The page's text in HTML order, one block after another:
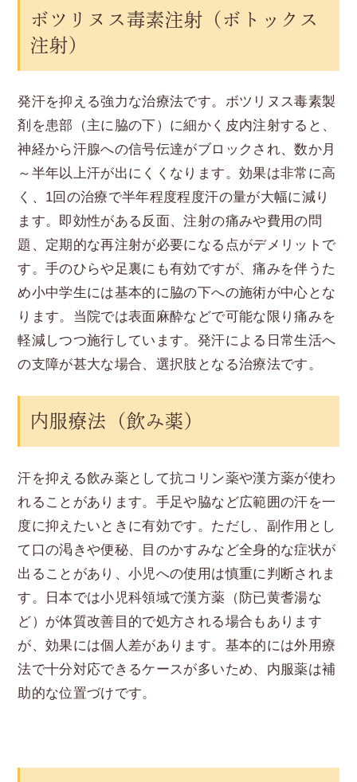
ボツリヌス毒素注射（ボトックス
注射）
発汗を抑える強力な治療法です。ボツリヌス毒素製
剤を患部（主に脇の下）に細かく皮内注射すると、
神経から汗腺への信号伝達がブロックされ、数か月
～半年以上汗が出にくくなります。効果は非常に高
く、1回の治療で半年程度程度汗の量が大幅に減り
ます。即効性がある反面、注射の痛みや費用の問
題、定期的な再注射が必要になる点がデメリットで
す。手のひらや足裏にも有効ですが、痛みを伴うた
め小中学生には基本的に脇の下への施術が中心とな
ります。当院では表面麻酔などで可能な限り痛みを
軽減しつつ施行しています。発汗による日常生活へ
の支障が甚大な場合、選択肢となる治療法です。
内服療法（飲み薬）
汗を抑える飲み薬として抗コリン薬や漢方薬が使わ
れることがあります。手足や脇など広範囲の汗を一
度に抑えたいときに有効です。ただし、副作用とし
て口の渇きや便秘、目のかすみなど全身的な症状が
出ることがあり、小児への使用は慎重に判断されま
す。日本では小児科領域で漢方薬（防已黄耆湯な
ど）が体質改善目的で処方される場合もあります
が、効果には個人差があります。基本的には外用療
法で十分対応できるケースが多いため、内服薬は補
助的な位置づけです。